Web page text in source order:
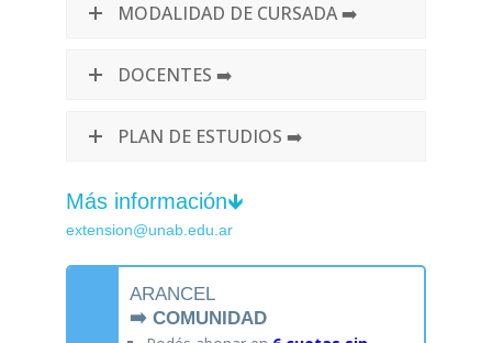
MODALIDAD DE CURSADA ➡️
DOCENTES ➡️
PLAN DE ESTUDIOS ➡️
Más información🡻
extension@unab.edu.ar
ARANCEL
➡️ COMUNIDAD